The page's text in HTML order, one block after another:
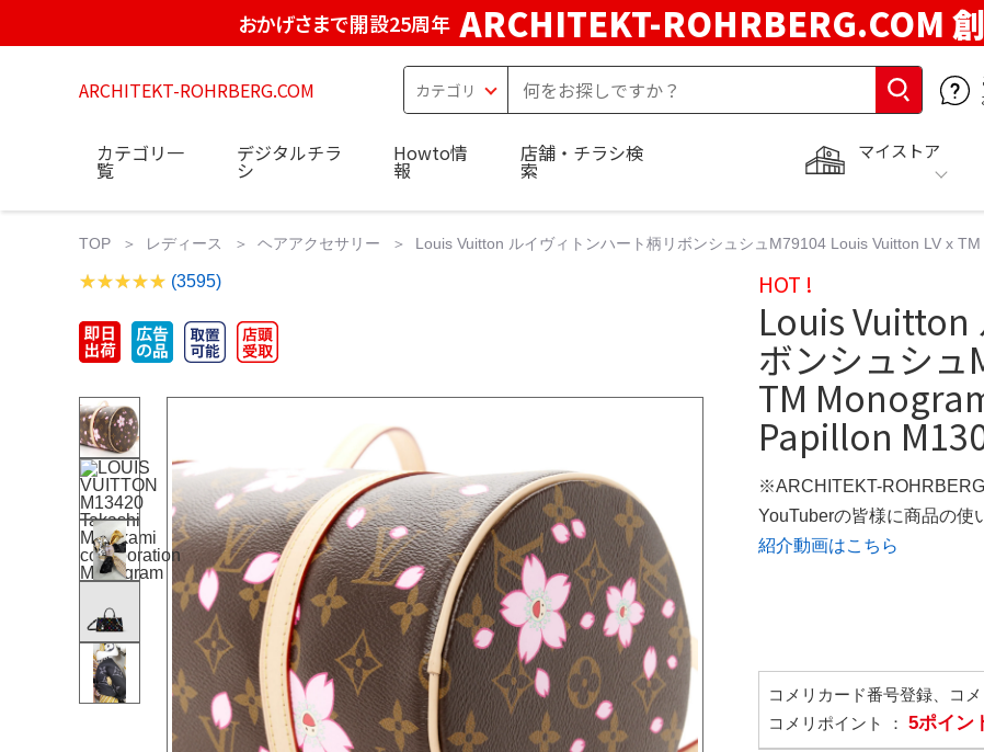
おかげさまで開設25周年 ARCHITEKT-ROHRBERG.COM
ARCHITEKT-ROHRBERG.COM
マイストア
カテゴリ一
覧
デジタルチラ
シ
Howto情
報
店舗・チラシ検
索
TOP レディース ヘアアクセサリー Louis Vuitton ルイヴィトンハート柄リボンシュシュM79104 Louis Vuitton LV x
(3595) HOT !
Louis Vuitton
ボンシュシュ
TM
Papillon
※ARCHITEKT-
YouTuberの皆様に商品の使
紹介動画はこちら
コメリカード番号登録、コ
コメリポイント ： 5ポイン